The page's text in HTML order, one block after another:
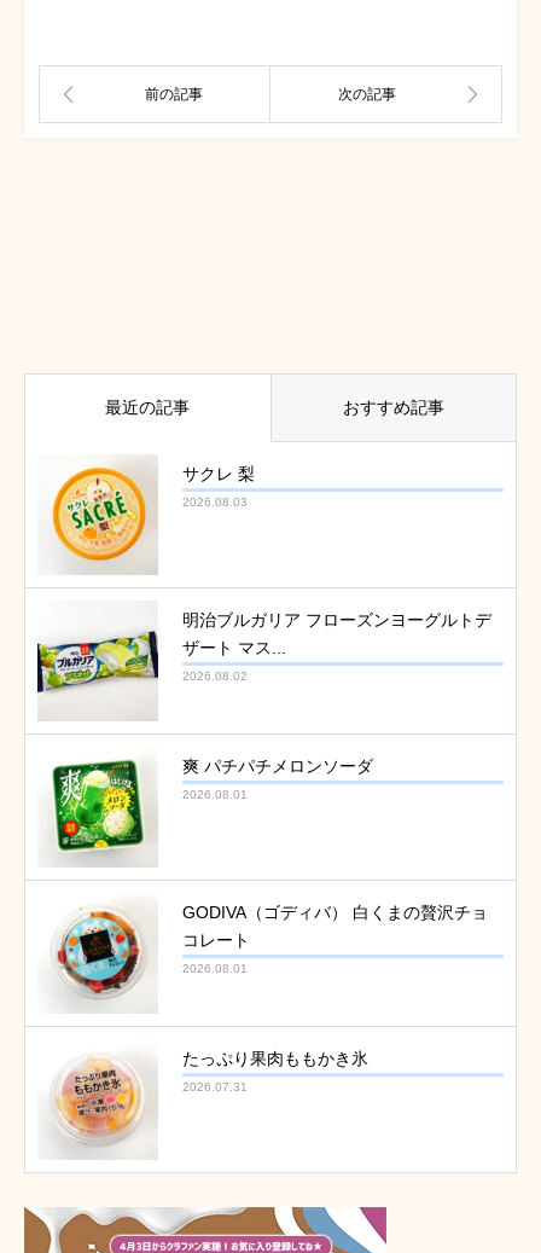
最近の記事 おすすめ記事
サクレ 梨
2026.08.03
明治ブルガリア フローズンヨーグルトデ
ザート マス...
2026.08.02
爽 パチパチメロンソーダ
2026.08.01
GODIVA（ゴディバ） 白くまの贅沢チョ
コレート
2026.08.01
たっぷり果肉ももかき氷
2026.07.31